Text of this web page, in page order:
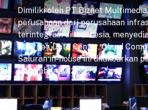
Dimiliki oleh PT Biznet
perusahaan dari perusahaan
terintegrasi di Indonesia,
Internet, Data Center, Cloud
Saluran in-house ini diluncurkan
Desember 2012.